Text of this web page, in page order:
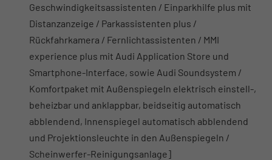
Geschwindigkeitsassistenten / Einparkhilfe plus mit
Distanzanzeige / Parkassistenten plus /
Rückfahrkamera / Fernlichtassistenten / MMI
experience plus mit Audi Application Store und
Smartphone-Interface, sowie Audi Soundsystem /
Komfortpaket mit Außenspiegeln elektrisch einstell-,
beheizbar und anklappbar, beidseitig automatisch
abblendend, Innenspiegel automatisch abblendend
und Projektionsleuchte in den Außenspiegeln /
Scheinwerfer-Reinigungsanlage]